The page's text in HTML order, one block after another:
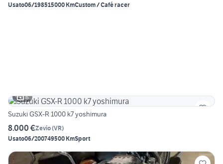
Usato06/198515000 KmCustom / Café racer
6
Suzuki GSX-R 1000 k7 yoshimura
8.000 €Zevio(VR)
Usato06/200749500 KmSport